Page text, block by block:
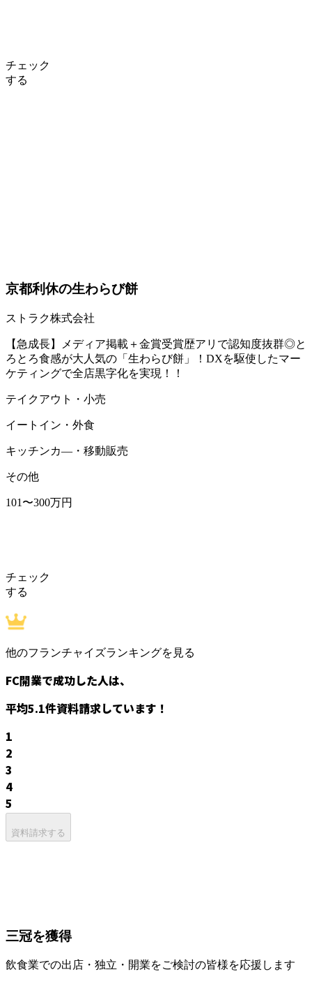
チェック
する
京都利休の生わらび餅
ストラク株式会社
【急成長】メディア掲載＋金賞受賞歴アリで認知度抜群◎と
ろとろ食感が大人気の「生わらび餅」！DXを駆使したマー
ケティングで全店黒字化を実現！！
テイクアウト・小売
イートイン・外食
キッチンカ―・移動販売
その他
101〜300万円
チェック
する
他のフランチャイズランキングを見る
FC開業で成功した人は、
平均5.1件資料請求しています！
1
2
3
4
5
資料請求する
三冠を獲得
飲食業での出店・独立・開業をご検討の皆様を応援します